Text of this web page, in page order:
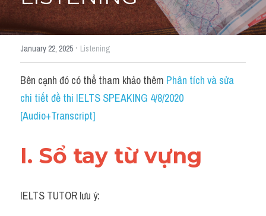
Grammar
Part 2
Noun
Verb
Du học Hà Lan
Đề thi thật Task 1
Adv
January 22, 2025 · Listening
Bên cạnh đó có thể tham khảo thêm Phân tích và sửa
chi tiết đề thi IELTS SPEAKING 4/8/2020
[Audio+Transcript]
I. Sổ tay từ vựng
IELTS TUTOR lưu ý: